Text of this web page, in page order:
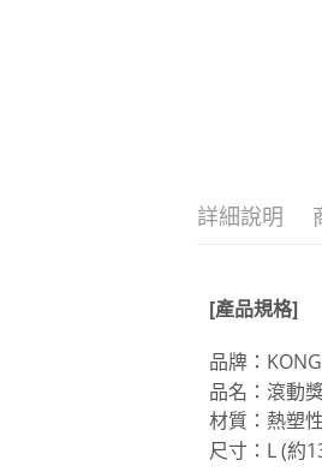
詳細說明
[產品規格]
品牌：KONG
品名：滾動
材質： 熱塑
尺寸：L (約